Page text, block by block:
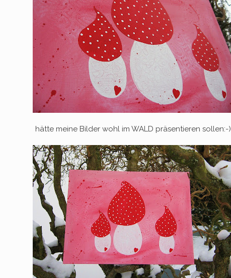
hätte meine Bilder wohl im WALD präsentieren sollen:-)